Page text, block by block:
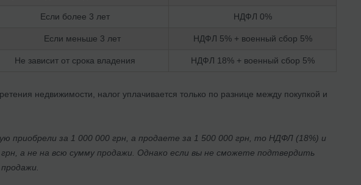
Если более 3 лет НДФЛ 0%
Если меньше 3 лет НДФЛ 5% + военный сбор 5%
Не зависит от срока владения НДФЛ 18% + военный сбор 5%
недвижимости, налог уплачивается только по разнице между покупкой и
приобрели за 1 000 000 грн, а продаете за 1 500 000 грн, то НДФЛ (18%) и
а не на всю сумму продажи. Однако если вы не сможете подтвердить